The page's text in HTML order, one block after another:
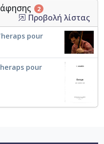
2
Προβολή λίστας
pour
pour